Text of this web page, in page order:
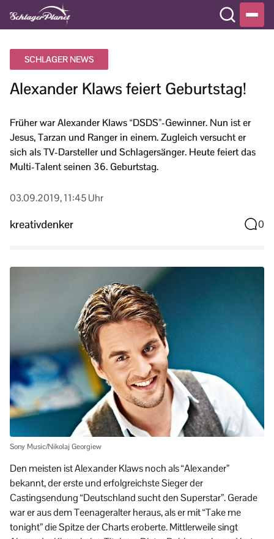
SCHLAGER NEWS
Alexander Klaws feiert Geburtstag!
Früher war Alexander Klaws “DSDS”-Gewinner. Nun ist er
Jesus, Tarzan und Ranger in einem. Zugleich versucht er
sich als TV-Darsteller und Schlagersänger. Heute feiert das
Multi-Talent seinen 36. Geburtstag.
03.09.2019, 11:45 Uhr
kreativdenker 0
Sony Music/Nikolaj Georgiew
Den meisten ist Alexander Klaws noch als “Alexander”
bekannt, der erste und erfolgreichste Sieger der
Castingsendung “Deutschland sucht den Superstar”. Gerade
war er aus dem Teenageralter heraus, als er mit “Take me
tonight” die Spitze der Charts eroberte. Mittlerweile singt